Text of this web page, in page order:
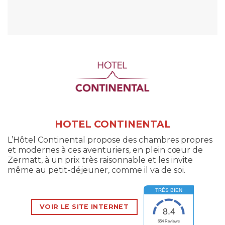
HOTEL CONTINENTAL
L’Hôtel Continental propose des chambres propres
et modernes à ces aventuriers, en plein cœur de
Zermatt, à un prix très raisonnable et les invite
même au petit-déjeuner, comme il va de soi.
VOIR LE SITE INTERNET
TRÈS BIEN
8.4
654 Reviews